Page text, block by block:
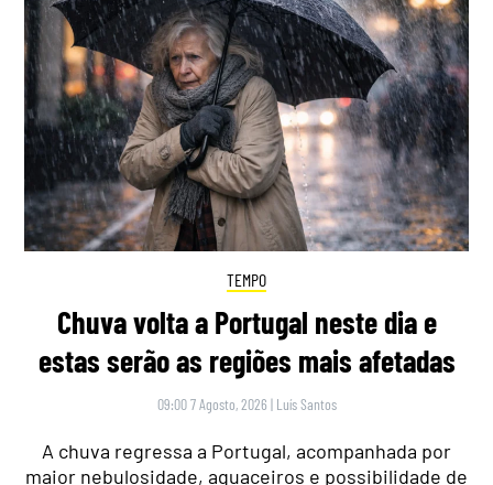
TEMPO
Chuva volta a Portugal neste dia e
estas serão as regiões mais afetadas
09:00 7 Agosto, 2026 | Luís Santos
A chuva regressa a Portugal, acompanhada por
maior nebulosidade, aguaceiros e possibilidade de